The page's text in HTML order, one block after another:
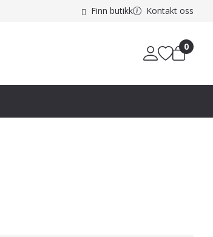
Finn butikk Kontakt oss
0